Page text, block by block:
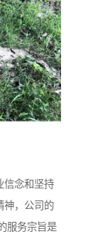
信念和坚持
神，公司的
服务宗旨是